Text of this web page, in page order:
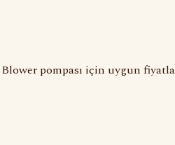
pompası için uygun